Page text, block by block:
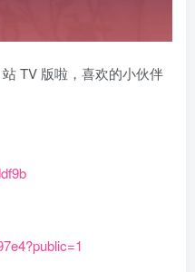
TV 版啦，喜欢的小伙伴